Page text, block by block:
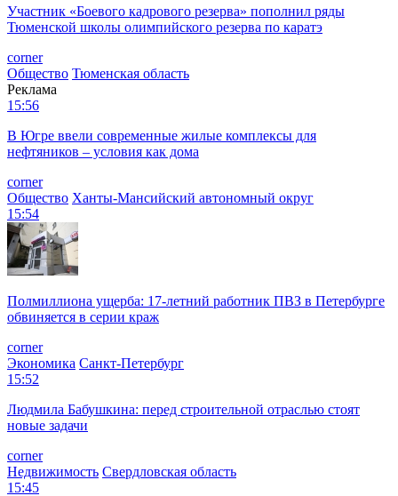
Участник «Боевого кадрового резерва» пополнил ряды
Тюменской школы олимпийского резерва по каратэ
corner
Общество Тюменская область
Реклама
15:56
В Югре ввели современные жилые комплексы для
нефтяников – условия как дома
corner
Общество Ханты-Мансийский автономный округ
15:54
Полмиллиона ущерба: 17-летний работник ПВЗ в Петербурге
обвиняется в серии краж
corner
Экономика Санкт-Петербург
15:52
Людмила Бабушкина: перед строительной отраслью стоят
новые задачи
corner
Недвижимость Свердловская область
15:45